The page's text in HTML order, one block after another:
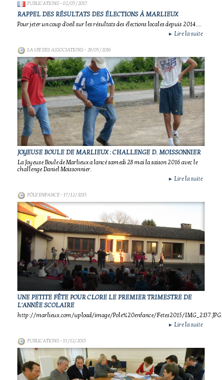
PUBLICATIONS- 02/05/2017
RAPPEL DES RÉSULTATS DES ÉLECTIONS À MARLIEUX
Pour jeter un coup d'oeil sur les résultats des élections locales depuis 2014....
► Lire la suite
LA VIE DES ASSOCIATIONS- 29/05/2016
JOYEUSE BOULE DE MARLIEUX : CHALLENGE D. MOISSONNIER
La Joyeuse Boule de Marlieux a lancé samedi 28 mai la saison 2016 avec le
challenge Daniel Moissonnier.
► Lire la suite
PÔLE ENFANCE- 17/12/2015
UNE PETITE FÊTE POUR CLORE LE PREMIER TRIMESTRE DE
L'ANNÉE SCOLAIRE
http://marlieux.com/upload/image/Pole%20enfance/Fetes2015/IMG_2137.JPG.
► Lire la suite
PUBLICATIONS- 13/12/2015